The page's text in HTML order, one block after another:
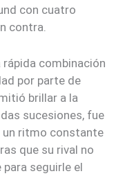
con cuatro
contra.
combinación
por parte de
brillar a la
sucesiones, fue
un ritmo constante
que su rival no
seguirle el